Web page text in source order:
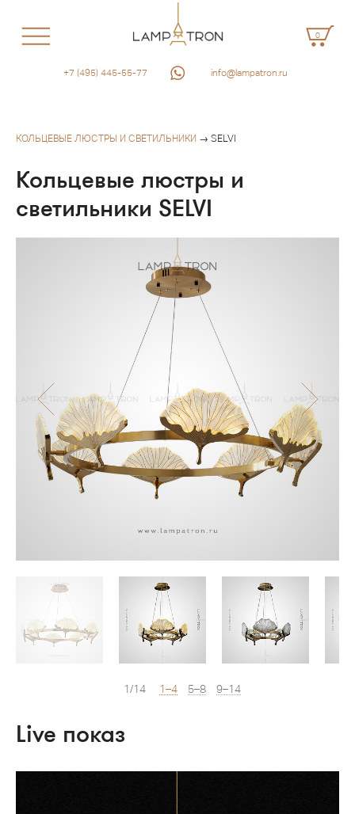
0
+7 (495) 445-55-77 info@lampatron.ru
КОЛЬЦЕВЫЕ ЛЮСТРЫ И СВЕТИЛЬНИКИ → SELVI
Кольцевые люстры и
светильники SELVI
1/14 1–4 5–8 9–14
Live показ